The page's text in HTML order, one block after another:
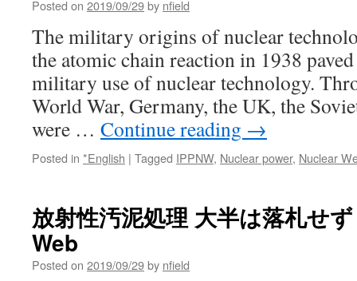
Posted on 2019/09/29by nfield
The military origins of nuclear
the atomic chain reaction in 1938
military use of nuclear technology.
World War, Germany, the UK, the
were … Continue reading →
Posted in *English | Tagged IPPNW, Nuclear power, Nuclear
放射性汚泥処理 大半は落札せ
Web
Posted on 2019/09/29by nfield